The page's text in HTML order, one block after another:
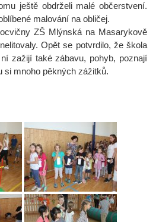
ještě obdrželi malé občerstvení.
malování na obličej.
ZŠ Mlýnská na Masarykově
Opět se potvrdilo, že škola
zažijí také zábavu, pohyb, poznají
si mnoho pěkných zážitků.